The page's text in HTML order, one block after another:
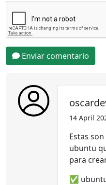
Enviar comentario
14 April
Estas
ubuntu
para
✅